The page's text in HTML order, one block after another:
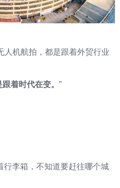
人机航拍，都是跟着外贸行业
着时代在变。 ”
行李箱，不知道要赶往哪个城